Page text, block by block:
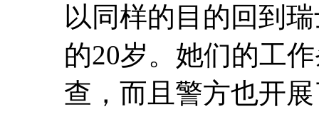
以同样的目的回到
的20岁。她们的工
查，而且警方也开